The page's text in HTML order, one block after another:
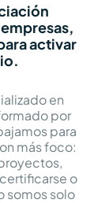
activar
en
por
para
más foco:
o
somos solo